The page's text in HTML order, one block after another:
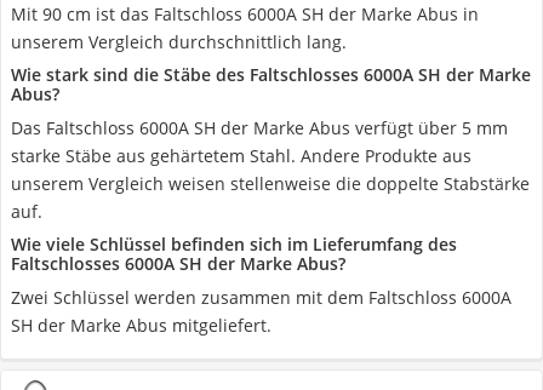
Mit 90 cm ist das Faltschloss 6000A SH der Marke Abus in
unserem Vergleich durchschnittlich lang.
Wie stark sind die Stäbe des Faltschlosses 6000A SH der Marke
Abus?
Das Faltschloss 6000A SH der Marke Abus verfügt über 5 mm
starke Stäbe aus gehärtetem Stahl. Andere Produkte aus
unserem Vergleich weisen stellenweise die doppelte Stabstärke
auf.
Wie viele Schlüssel befinden sich im Lieferumfang des
Faltschlosses 6000A SH der Marke Abus?
Zwei Schlüssel werden zusammen mit dem Faltschloss 6000A
SH der Marke Abus mitgeliefert.